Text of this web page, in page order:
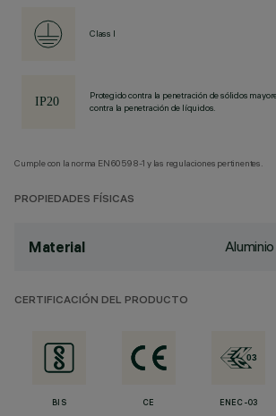
Class I
Protegido contra la penetración de sólidos
contra la penetración de líquidos.
Cumple con la norma EN60598-1 y las regulaciones pertinentes.
PROPIEDADES FÍSICAS
Material
CERTIFICACIÓN DEL PRODUCTO
BIS CE ENEC-03